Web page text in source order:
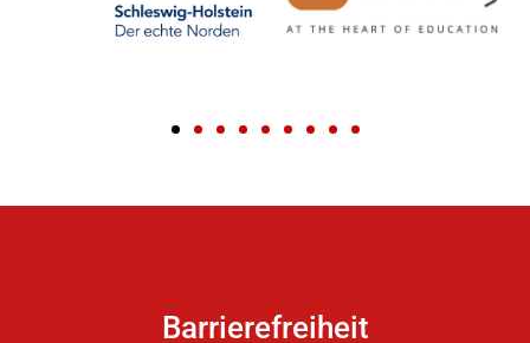
Barrierefreiheit